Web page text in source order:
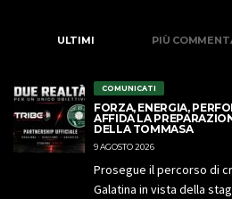
ULTIMI PIÙ
COMUNICATI
FORZA, ENERGIA,
AFFIDA LA
DELLA TOMMASA
9 AGOSTO 2026
Prosegue il percorso di
Galatina in vista della